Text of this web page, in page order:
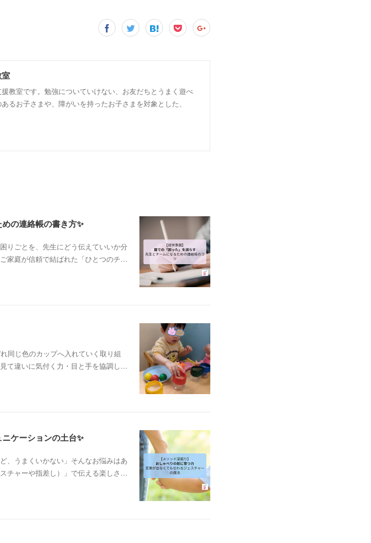
教室です。勉強についていけない、お友だちとうまく遊べ
るお子さまや、障がいを持ったお子さまを対象とした、
の連絡帳の書き方✨
りごとを、先生にどう伝えていいか分
家庭が信頼で結ばれた「ひとつのチ…
同じ色のカップへ入れていく取り組
て違いに気付く力・目と手を協調し…
ケーションの土台✨
、うまくいかない」そんなお悩みはあ
チャーや指差し）」で伝える楽しさ…